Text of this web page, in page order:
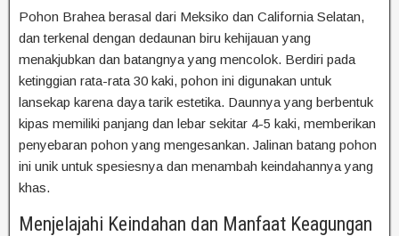
Pohon Brahea berasal dari Meksiko dan California Selatan,
dan terkenal dengan dedaunan biru kehijauan yang
menakjubkan dan batangnya yang mencolok. Berdiri pada
ketinggian rata-rata 30 kaki, pohon ini digunakan untuk
lansekap karena daya tarik estetika. Daunnya yang berbentuk
kipas memiliki panjang dan lebar sekitar 4-5 kaki, memberikan
penyebaran pohon yang mengesankan. Jalinan batang pohon
ini unik untuk spesiesnya dan menambah keindahannya yang
khas.
Menjelajahi Keindahan dan Manfaat Keagungan